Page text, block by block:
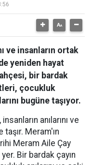
ve insanların ortak
yeniden hayat
bir bardak
çocukluk
bugüne taşıyor.
anılarını ve
taşır. Meram'ın
Meram Aile Çay
Bir bardak çayın